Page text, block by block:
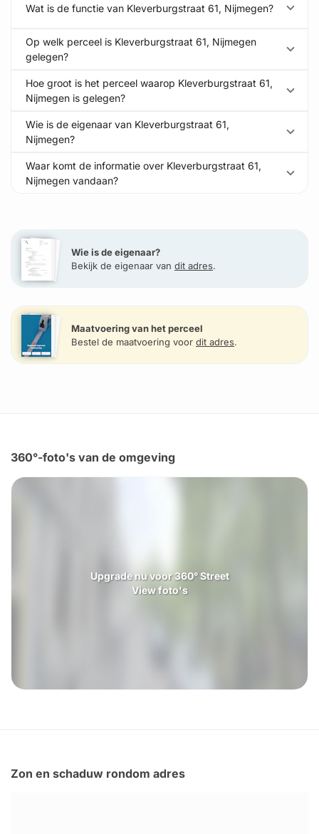
Wat is de functie van Kleverburgstraat 61, Nijmegen?
Op welk perceel is Kleverburgstraat 61, Nijmegen
gelegen?
Hoe groot is het perceel waarop Kleverburgstraat 61,
Nijmegen is gelegen?
Wie is de eigenaar van Kleverburgstraat 61,
Nijmegen?
Waar komt de informatie over Kleverburgstraat 61,
Nijmegen vandaan?
Wie is de eigenaar?
Bekijk de eigenaar van dit adres.
Maatvoering van het perceel
Bestel de maatvoering voor dit adres.
360°-foto's van de omgeving
Upgrade nu voor 360° Street
View foto's
Zon en schaduw rondom adres